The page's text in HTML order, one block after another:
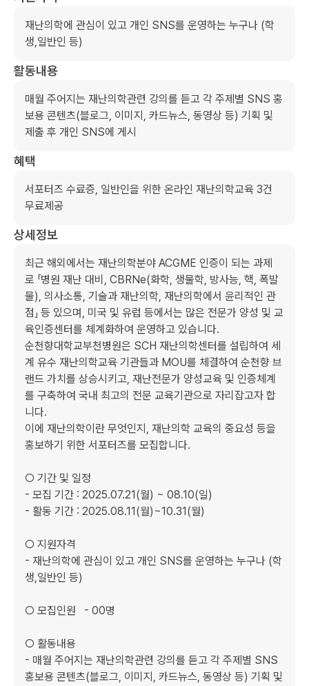
재난의학에 관심이 있고 개인 SNS를 운영하는 누구나 (학
생,일반인 등)
활동내용
매월 주어지는 재난의학관련 강의를 듣고 각 주제별 SNS 홍
보용 콘텐츠(블로그, 이미지, 카드뉴스, 동영상 등) 기획 및
제출 후 개인 SNS에 게시
혜택
서포터즈 수료증, 일반인을 위한 온라인 재난의학교육 3건
무료제공
상세정보
최근 해외에서는 재난의학분야 ACGME 인증이 되는 과제
로 「병원 재난 대비, CBRNe(화학, 생물학, 방사능, 핵, 폭발
물), 의사소통, 기술과 재난의학, 재난의학에서 윤리적인 관
점」 등 있으며, 미국 및 유럽 등에서는 많은 전문가 양성 및 교
육인증센터를 체계화하여 운영하고 있습니다.
순천향대학교부천병원은 SCH 재난의학센터를 설립하여 세
계 유수 재난의학교육 기관들과 MOU를 체결하여 순천향 브
랜드 가치를 상승시키고, 재난전문가 양성교육 및 인증체계
를 구축하여 국내 최고의 전문 교육기관으로 자리잡고자 합
니다.
이에 재난의학이란 무엇인지, 재난의학 교육의 중요성 등을
홍보하기 위한 서포터즈를 모집합니다.
○ 기간 및 일정
- 모집 기간 : 2025.07.21(월) ~ 08.10(일)
- 활동 기간 : 2025.08.11(월)~10.31(월)
○ 지원자격
- 재난의학에 관심이 있고 개인 SNS를 운영하는 누구나 (학
생,일반인 등)
○ 모집인원   - 00명
○ 활동내용
- 매월 주어지는 재난의학관련 강의를 듣고 각 주제별 SNS
홍보용 콘텐츠(블로그, 이미지, 카드뉴스, 동영상 등) 기획 및